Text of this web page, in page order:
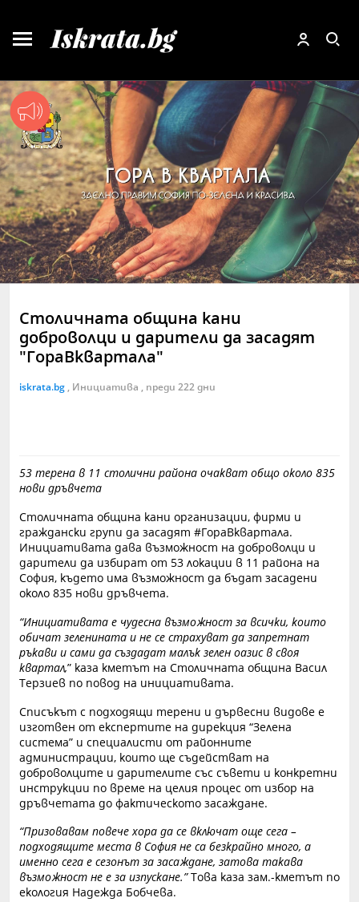
Столичната община кани
доброволци и дарители да засадят
"ГораВквартала"
iskrata.bg , Инициатива , преди 222 дни
53 терена в 11 столични района очакват общо около 835
нови дръвчета
Столичната община кани организации, фирми и
граждански групи да засадят #ГораВквартала.
Инициативата дава възможност на доброволци и
дарители да избират от 53 локации в 11 района на
София, където има възможност да бъдат засадени
около 835 нови дръвчета.
“Инициативата е чудесна възможност за всички, които
обичат зеленината и не се страхуват да запретнат
ръкави и сами да създадат малък зелен оазис в своя
квартал,” каза кметът на Столичната община Васил
Терзиев по повод на инициативата.
Списъкът с подходящи терени и дървесни видове е
изготвен от експертите на дирекция “Зелена
система” и специалисти от районните
администрации, които ще съдействат на
доброволците и дарителите със съвети и конкретни
инструкции по време на целия процес от избор на
дръвчетата до фактическото засаждане.
“Призовавам повече хора да се включат още сега –
подходящите места в София не са безкрайно много, а
именно сега е сезонът за засаждане, затова такава
възможност не е за изпускане.”Това каза зам.-кметът по
екология Надежда Бобчева.